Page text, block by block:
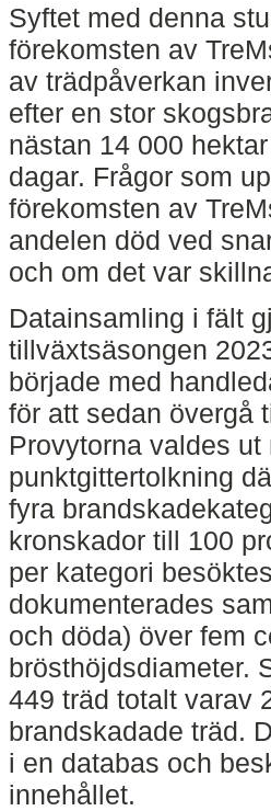
Syftet med denna
förekomsten av
av trädpåverkan
efter en stor
nästan 14 000
dagar. Frågor som
förekomsten av
andelen död ved
och om det var
Datainsamling i fält
tillväxtsäsongen
började med
för att sedan övergå
Provytorna valdes
punktgittertolkning
fyra
kronskador till 100
per kategori
dokumenterades
och döda) över fem
brösthöjdsdiameter.
449 träd totalt varav
brandskadade träd.
i en databas och
innehållet.